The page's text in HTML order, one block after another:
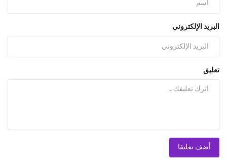
البريد الإلكتروني
تعليق
أضف تعليقا